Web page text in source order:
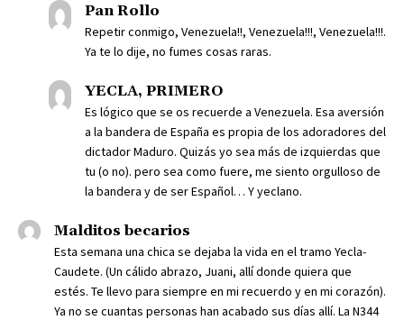
Pan Rollo
Repetir conmigo, Venezuela!!, Venezuela!!!, Venezuela!!!.
Ya te lo dije, no fumes cosas raras.
YECLA, PRIMERO
Es lógico que se os recuerde a Venezuela. Esa aversión
a la bandera de España es propia de los adoradores del
dictador Maduro. Quizás yo sea más de izquierdas que
tu (o no). pero sea como fuere, me siento orgulloso de
la bandera y de ser Español… Y yeclano.
Malditos becarios
Esta semana una chica se dejaba la vida en el tramo Yecla-
Caudete. (Un cálido abrazo, Juani, allí donde quiera que
estés. Te llevo para siempre en mi recuerdo y en mi corazón).
Ya no se cuantas personas han acabado sus días allí. La N344